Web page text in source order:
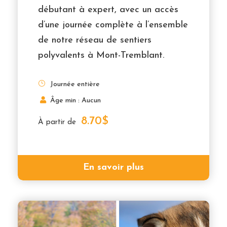
À partir de 8.70$
Journée entière
Âge min : Aucun
débutant à expert, avec un accès
d’une journée complète à l’ensemble
de notre réseau de sentiers
polyvalents à Mont-Tremblant.
En savoir plus